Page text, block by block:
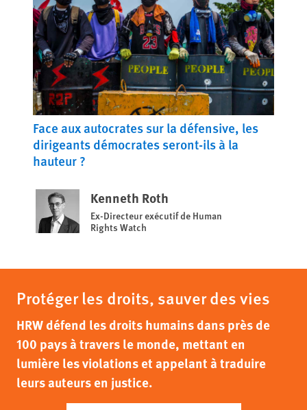
Face aux autocrates sur la défensive, les
dirigeants démocrates seront-ils à la
hauteur ?
Kenneth Roth
Ex-Directeur exécutif de Human
Rights Watch
Protéger les droits, sauver des vies
HRW défend les droits humains dans près de
100 pays à travers le monde, mettant en
lumière les violations et appelant à traduire
leurs auteurs en justice.